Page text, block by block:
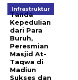
Infrastruktur
Tanda
Kepedulian
dari Para
Buruh,
Peresmian
Masjid At-
Taqwa di
Madiun
Sukses dan